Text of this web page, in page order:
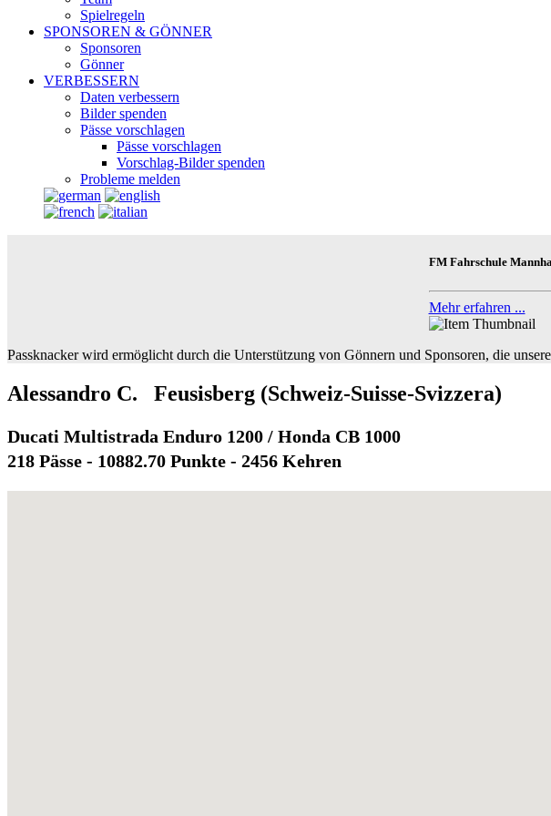
Spielregeln
SPONSOREN & GÖNNER
Sponsoren
Gönner
VERBESSERN
Daten verbessern
Bilder spenden
Pässe vorschlagen
Pässe vorschlagen
Vorschlag-Bilder spenden
Probleme melden
FM Fahrschule
Mehr erfahren ...
Passknacker wird ermöglicht durch die Unterstützung von Gönnern und Sponsoren, die
Alessandro C. Feusisberg (Schweiz-Suisse-Svizzera)
Ducati Multistrada Enduro 1200 / Honda CB 1000
218 Pässe - 10882.70 Punkte - 2456 Kehren